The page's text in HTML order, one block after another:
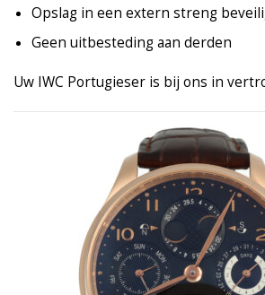
Opslag in een extern streng
Geen uitbesteding aan derden
Uw IWC Portugieser is bij ons in